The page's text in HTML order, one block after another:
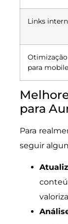
Links
Otimização
para mobile
para
Para
seguir